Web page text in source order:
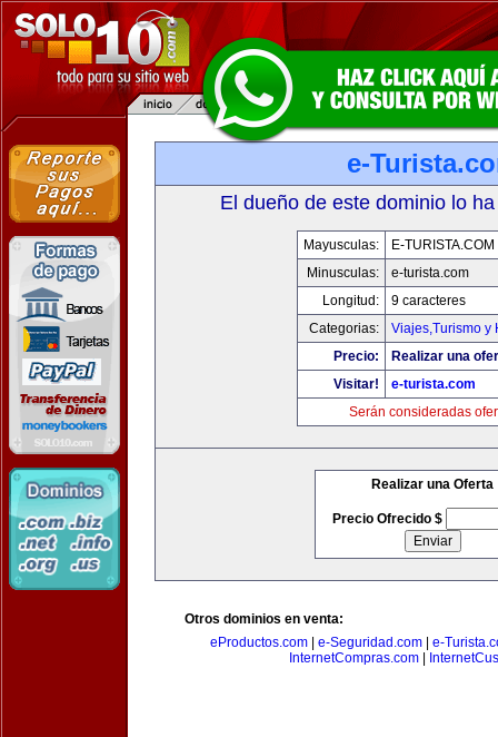
e-
El dueño de este dominio lo
Mayusculas:
E-TURISTA.COM
Minusculas:
e-turista.com
Longitud:
9 caracteres
Categorias:
Viajes,Turismo y
Precio:
Realizar una
Visitar!
e-turista.com
Serán consideradas
Realizar una Oferta
Precio Ofrecido $
Otros dominios en venta:
eProductos.com
e-Seguridad.com
e-
InternetCompras.com